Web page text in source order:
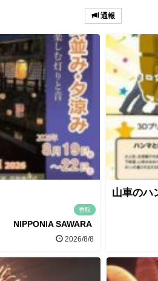
通報
香取
NIPPONIA SAWARA
2026/8/8
山車のハ